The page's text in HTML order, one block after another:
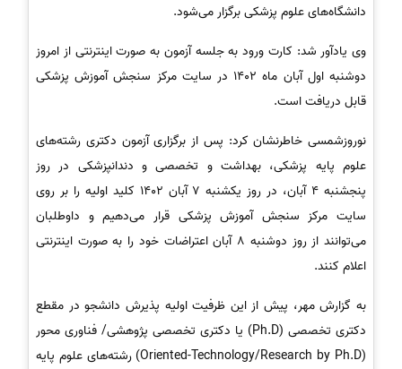
دانشگاه‌های علوم پزشکی برگزار می‌شود.
وی یادآور شد: کارت ورود به جلسه آزمون به صورت اینترنتی از امروز
دوشنبه اول آبان ماه 1402 در سایت مرکز سنجش آموزش پزشکی
قابل دریافت است.
نوروزشمسی خاطرنشان کرد: پس از برگزاری آزمون دکتری رشته‌های
علوم پایه پزشکی، بهداشت و تخصصی و دندانپزشکی در روز
پنجشنبه 4 آبان، در روز یکشنبه 7 آبان 1402 کلید اولیه را بر روی
سایت مرکز سنجش آموزش پزشکی قرار می‌دهیم و داوطلبان
می‌توانند از روز دوشنبه 8 آبان اعتراضات خود را به صورت اینترنتی
اعلام کنند.
به گزارش مهر، پیش از این ظرفیت اولیه پذیرش دانشجو در مقطع
دکتری تخصصی (Ph.D) یا دکتری تخصصی پژوهشی/ فناوری محور
(Oriented-Technology/Research by Ph.D) رشته‌های علوم پایه